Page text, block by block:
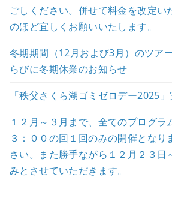
ごしください。併せて料金を改定い
のほど宜しくお願いいたします。
冬期期間（12月および3月）のツア
らびに冬期休業のお知らせ
「秩父さくら湖ゴミゼロデー2025」
１２月～３月まで、全てのプログラ
３：００の回１回のみの開催となり
さい。また勝手ながら１２月２３日
みとさせていただきます。